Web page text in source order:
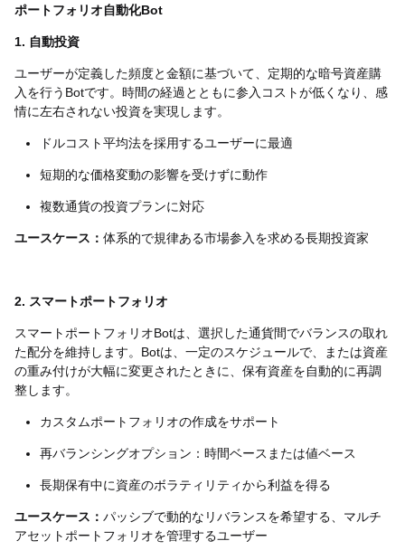
ポートフォリオ自動化Bot
1. 自動投資
ユーザーが定義した頻度と金額に基づいて、定期的な暗号資産購
入を行うBotです。時間の経過とともに参入コストが低くなり、感
情に左右されない投資を実現します。
ドルコスト平均法を採用するユーザーに最適
短期的な価格変動の影響を受けずに動作
複数通貨の投資プランに対応
ユースケース： 体系的で規律ある市場参入を求める長期投資家
2. スマートポートフォリオ
スマートポートフォリオBotは、選択した通貨間でバランスの取れ
た配分を維持します。Botは、一定のスケジュールで、または資産
の重み付けが大幅に変更されたときに、保有資産を自動的に再調
整します。
カスタムポートフォリオの作成をサポート
再バランシングオプション：時間ベースまたは値ベース
長期保有中に資産のボラティリティから利益を得る
ユースケース： パッシブで動的なリバランスを希望する、マルチ
アセットポートフォリオを管理するユーザー